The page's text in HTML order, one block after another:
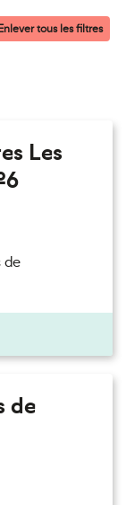
tous les filtres
Les
de
de